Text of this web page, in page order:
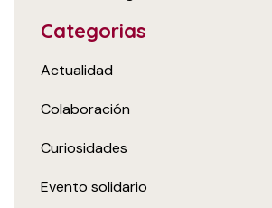
Categorias
Actualidad
Colaboración
Curiosidades
Evento solidario